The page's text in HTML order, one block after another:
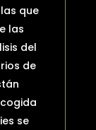
que
las
del
de
se